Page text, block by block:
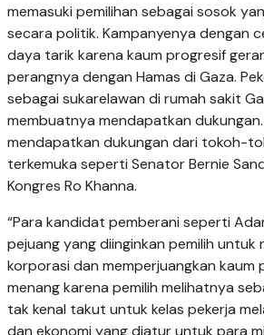
memasuki pemilihan sebagai sosok
secara politik. Kampanyenya dengan
daya tarik karena kaum progresif
perangnya dengan Hamas di Gaza.
sebagai sukarelawan di rumah sakit
membuatnya mendapatkan dukungan.
mendapatkan dukungan dari tokoh-
terkemuka seperti Senator Bernie
Kongres Ro Khanna.
“Para kandidat pemberani seperti
pejuang yang diinginkan pemilih untuk
korporasi dan memperjuangkan kaum
menang karena pemilih melihatnya
tak kenal takut untuk kelas pekerja
dan ekonomi yang diatur untuk para